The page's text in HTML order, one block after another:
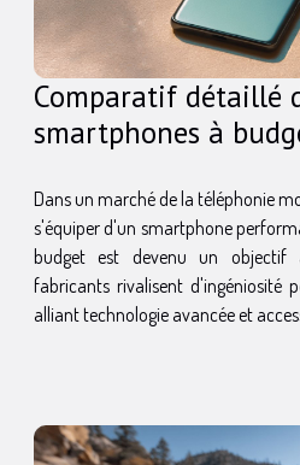
Comparatif détaillé
smartphones à
Dans un marché de la téléphonie
s'équiper d'un smartphone
budget est devenu un objectif
fabricants rivalisent d'ingéniosité
alliant technologie avancée et